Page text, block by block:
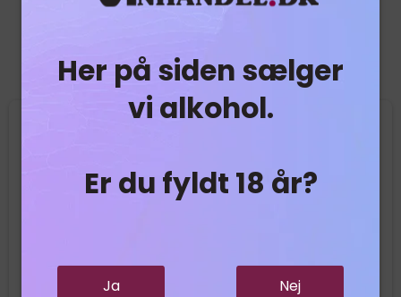
Her på siden sælger
vi alkohol.
Er du fyldt 18 år?
Ja Nej
Relaterede produkter